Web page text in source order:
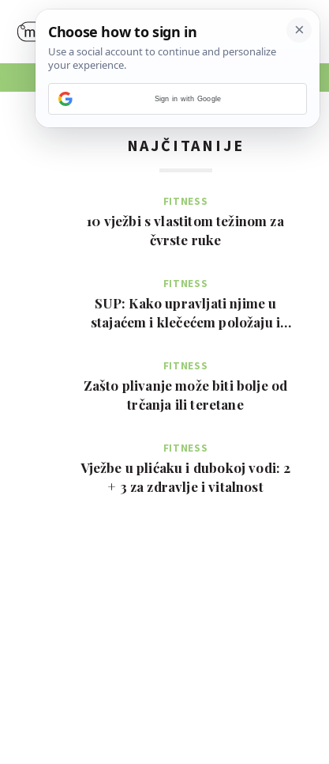
NAJČITANIJE
FITNESS
10 vježbi s vlastitom težinom za
čvrste ruke
FITNESS
SUP: Kako upravljati njime u
stajaćem i klečećem položaju i
FITNESS
Zašto plivanje može biti bolje od
trčanja ili teretane
FITNESS
Vježbe u plićaku i dubokoj vodi: 2
+ 3 za zdravlje i vitalnost
Sign in with Google